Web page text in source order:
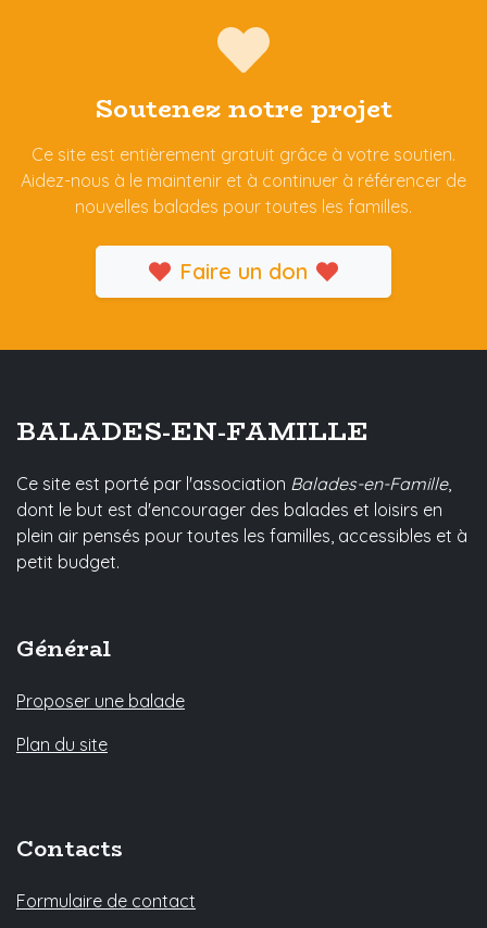
Soutenez notre projet
Ce site est entièrement gratuit grâce à votre soutien.
Aidez-nous à le maintenir et à continuer à référencer de
nouvelles balades pour toutes les familles.
Faire un don
BALADES-EN-FAMILLE
Ce site est porté par l'association Balades-en-Famille,
dont le but est d'encourager des balades et loisirs en
plein air pensés pour toutes les familles, accessibles et à
petit budget.
Général
Proposer une balade
Plan du site
Contacts
Formulaire de contact